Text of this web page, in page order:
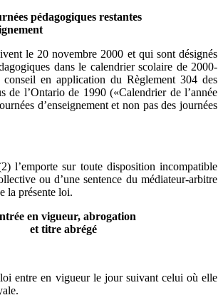
pédagogiques restantes
le 20 novembre 2000 et qui sont désignés
dans le calendrier scolaire de 2000-
en application du Règlement 304 des
de l’Ontario de 1990 («Calendrier de l’année
d’enseignement et non pas des journées
l’emporte sur toute disposition incompatible
ou d’une sentence du médiateur-arbitre
la présente loi.
en vigueur, abrogation
et titre abrégé
entre en vigueur le jour suivant celui où elle